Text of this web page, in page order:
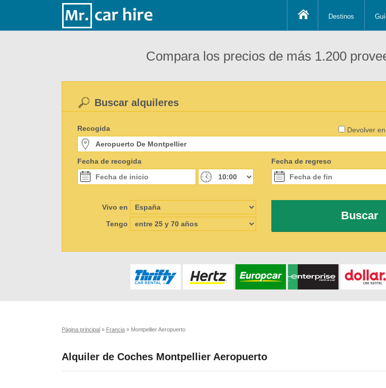
Destinos
Compara los precios de más 1.200
Devolver
Buscar alquileres
Recogida
Fecha de recogida Fecha de regreso
Vivo en
Tengo
Buscar
Página principal » Francia » Montpellier Aeropuerto
Alquiler de Coches Montpellier Aeropuerto